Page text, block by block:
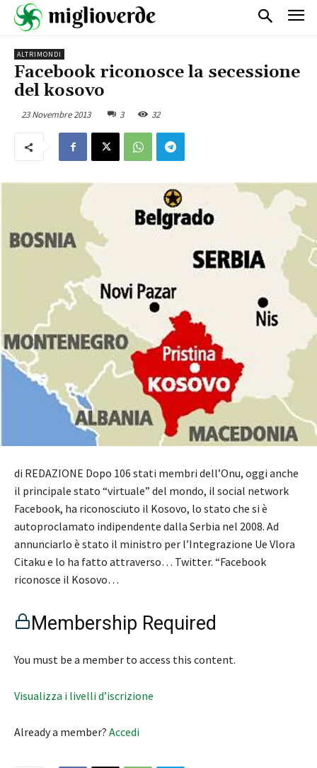
ALTRIMONDI
Facebook riconosce la secessione
del kosovo
23 Novembre 2013 3 32
di REDAZIONE Dopo 106 stati membri dell’Onu, oggi anche
il principale stato “virtuale” del mondo, il social network
Facebook, ha riconosciuto il Kosovo, lo stato che si è
autoproclamato indipendente dalla Serbia nel 2008. Ad
annunciarlo è stato il ministro per l’Integrazione Ue Vlora
Citaku e lo ha fatto attraverso… Twitter. “Facebook
riconosce il Kosovo…
Membership Required
You must be a member to access this content.
Visualizza i livelli d’iscrizione
Already a member? Accedi